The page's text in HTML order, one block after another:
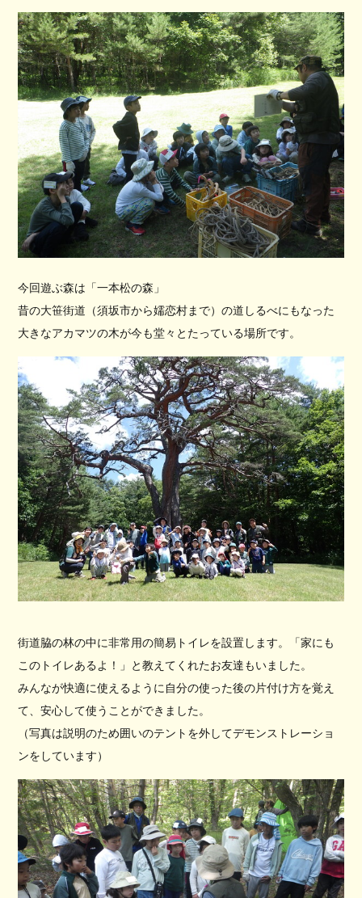
今回遊ぶ森は「一本松の森」
昔の大笹街道（須坂市から嬬恋村まで）の道しるべにもなった
大きなアカマツの木が今も堂々とたっている場所です。
街道脇の林の中に非常用の簡易トイレを設置します。「家にも
このトイレあるよ！」と教えてくれたお友達もいました。
みんなが快適に使えるように自分の使った後の片付け方を覚え
て、安心して使うことができました。
（写真は説明のため囲いのテントを外してデモンストレーショ
ンをしています）